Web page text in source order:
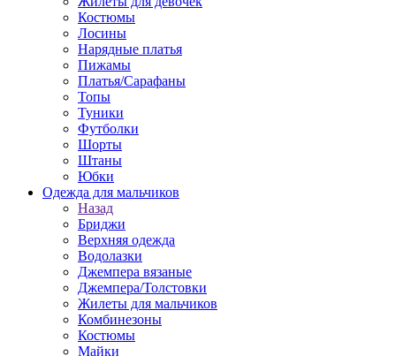
Костюмы
Лосины
Нарядные платья
Пижамы
Платья/Сарафаны
Топы
Туники
Футболки
Шорты
Штаны
Юбки
Одежда для мальчиков
Назад
Бриджи
Верхняя одежда
Водолазки
Джемпера вязаные
Джемпера/Толстовки
Жилеты для мальчиков
Комбинезоны
Костюмы
Майки